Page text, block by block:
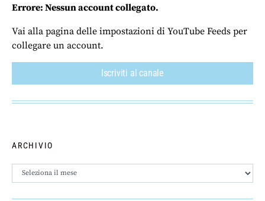
Errore: Nessun account collegato.
Vai alla pagina delle impostazioni di YouTube Feeds per
collegare un account.
Iscriviti al canale
ARCHIVIO
Archivio